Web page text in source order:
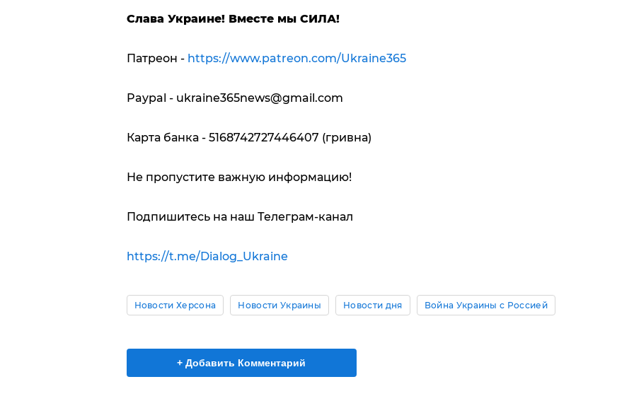
Слава Украине! Вместе мы СИЛА!
Патреон - https://www.patreon.com/Ukraine365
Paypal - ukraine365news@gmail.com
Карта банка - 5168742727446407 (гривна)
Не пропустите важную информацию!
Подпишитесь на наш Телеграм-канал
https://t.me/Dialog_Ukraine
Новости Херсона Новости Украины Новости дня Война Украины с Россией
+ Добавить Комментарий